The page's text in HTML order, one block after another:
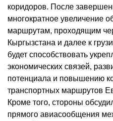
коридоров. После
многократное увеличение
маршрутам, проходящим
Кыргызстана и далее к
будет способствовать
экономических связей,
потенциала и повышению
транспортных маршрутов
Кроме того, стороны
прямого авиасообщения